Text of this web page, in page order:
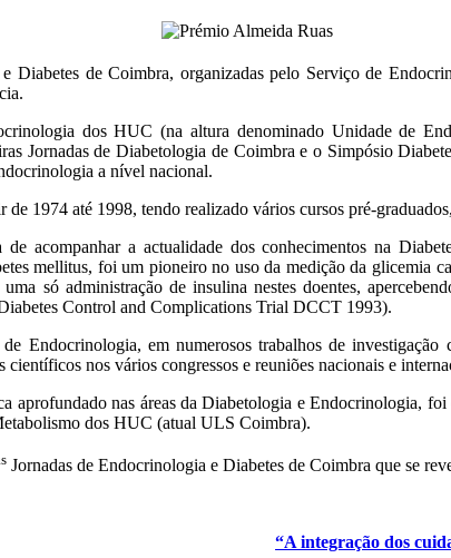
Diabetes de Coimbra, organizadas pelo Serviço de
dos HUC (na altura denominado Unidade de
Jornadas de Diabetologia de Coimbra e o Simpósio
a nível nacional.
1974 até 1998, tendo realizado vários cursos pré-
acompanhar a actualidade dos conhecimentos na
mellitus, foi um pioneiro no uso da medição da glicemia
só administração de insulina nestes doentes,
Control and Complications Trial DCCT 1993).
em numerosos trabalhos de investigação
nos vários congressos e reuniões nacionais e
nas áreas da Diabetologia e Endocrinologia,
dos HUC (atual ULS Coimbra).
Jornadas de Endocrinologia e Diabetes de Coimbra que se
“A integração dos